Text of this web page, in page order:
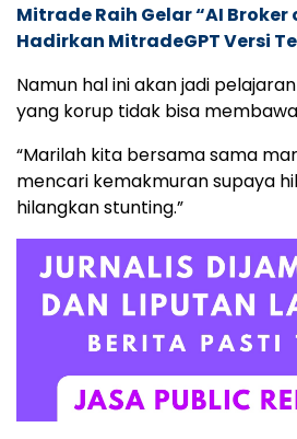
Mitrade Raih Gelar “AI Broker
Hadirkan MitradeGPT Versi
Namun hal ini akan jadi
yang korup tidak bisa
“Marilah kita bersama sama
mencari kemakmuran supaya
hilangkan stunting.”